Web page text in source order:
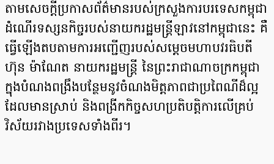
តាមសេចក្តីប្រកាស​ព័ត៌មានរបស់​ក្រសួងការបរទេស​កម្ពុជា
ដំណើរទស្សនកិច្ច​របស់​នាយករដ្ឋមន្រ្តីឡាវនៅ​កម្ពុជានេះ គឺ
ធ្វើឡើងតបតាមការ​អញ្ជើញ​របស់​សម្តេចមហាបវរធិបតី
ហ៊ុន ម៉ាណែត នាយករដ្ឋមន្រ្តី នៃព្រះរាជាណាចក្រ​កម្ពុជា
ក្នុងបំណង​ពង្រឹងបន្ថែម​នូវ​ចំណងមិត្តភាព​ជាប្រពៃណី​ដ៏​ល្អ​
ដែលមានស្រាប់ និង​ពង្រីក​កិច្ច​សហប្រតិបត្តិការ​លើគ្រប់
វិស័យ​រវាង​ប្រទេស​ទាំងពីរ។